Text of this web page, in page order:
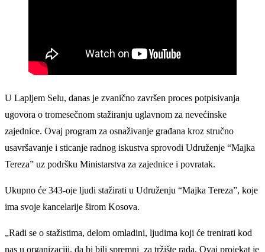
U Lapljem Selu, danas je zvanično završen proces potpisivanja
ugovora o tromesečnom stažiranju uglavnom za nevećinske
zajednice. Ovaj program za osnaživanje građana kroz stručno
usavršavanje i sticanje radnog iskustva sprovodi Udruženje “Majka
Tereza” uz podršku Ministarstva za zajednice i povratak.
Ukupno će 343-oje ljudi stažirati u Udruženju “Majka Tereza”, koje
ima svoje kancelarije širom Kosova.
„Radi se o stažistima, delom omladini, ljudima koji će trenirati kod
nas u organizaciji, da bi bili spremni za tržište rada. Ovaj projekat je